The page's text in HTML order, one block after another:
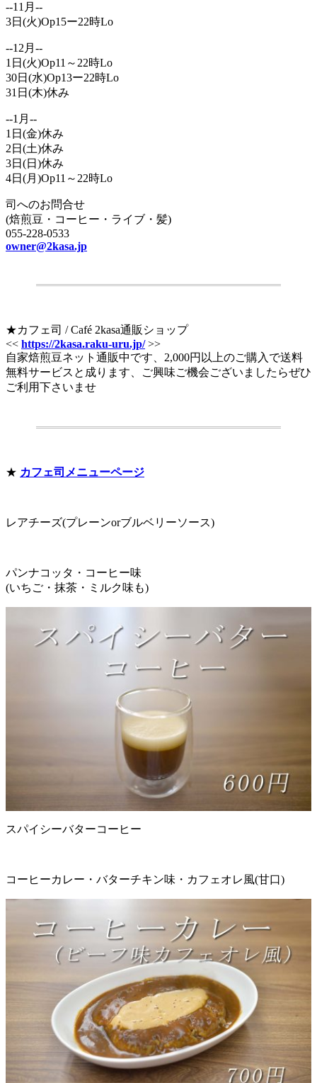
--11月--
3日(火)Op15ー22時Lo
--12月--
1日(火)Op11～22時Lo
30日(水)Op13ー22時Lo
31日(木)休み
--1月--
1日(金)休み
2日(土)休み
3日(日)休み
4日(月)Op11～22時Lo
司へのお問合せ
(焙煎豆・コーヒー・ライブ・髪)
055-228-0533
owner@2kasa.jp
★カフェ司 / Café 2kasa通販ショップ
<< https://2kasa.raku-uru.jp/>>
自家焙煎豆ネット通販中です、2,000円以上のご購入で送料
無料サービスと成ります、ご興味ご機会ございましたらぜひ
ご利用下さいませ
★ カフェ司メニューページ
レアチーズ(プレーンorブルベリーソース)
パンナコッタ・コーヒー味
(いちご・抹茶・ミルク味も)
スパイシーバターコーヒー
コーヒーカレー・バターチキン味・カフェオレ風(甘口)